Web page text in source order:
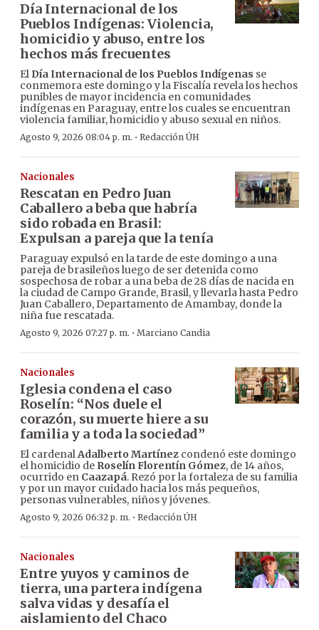
Día Internacional de los
Pueblos Indígenas: Violencia,
homicidio y abuso, entre los
hechos más frecuentes
El Día Internacional de los Pueblos Indígenas se
conmemora este domingo y la Fiscalía revela los hechos
punibles de mayor incidencia en comunidades
indígenas en Paraguay, entre los cuales se encuentran
violencia familiar, homicidio y abuso sexual en niños.
Agosto 9, 2026 08:04 p. m. · Redacción ÚH
Nacionales
Rescatan en Pedro Juan
Caballero a beba que habría
sido robada en Brasil:
Expulsan a pareja que la tenía
Paraguay expulsó en la tarde de este domingo a una
pareja de brasileños luego de ser detenida como
sospechosa de robar a una beba de 28 días de nacida en
la ciudad de Campo Grande, Brasil, y llevarla hasta Pedro
Juan Caballero, Departamento de Amambay, donde la
niña fue rescatada.
Agosto 9, 2026 07:27 p. m. · Marciano Candia
Nacionales
Iglesia condena el caso
Roselín: “Nos duele el
corazón, su muerte hiere a su
familia y a toda la sociedad”
El cardenalAdalberto Martínez condenó este domingo
el homicidio de Roselín Florentín Gómez, de 14 años,
ocurrido en Caazapá. Rezó por la fortaleza de su familia
y por un mayor cuidado hacia los más pequeños,
personas vulnerables, niños y jóvenes.
Agosto 9, 2026 06:32 p. m. · Redacción ÚH
Nacionales
Entre yuyos y caminos de
tierra, una partera indígena
salva vidas y desafía el
aislamiento del Chaco